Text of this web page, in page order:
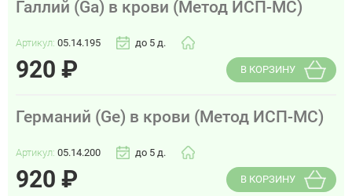
Галлий (Ga) в крови (Метод ИСП-МС)
Артикул: 05.14.195 до 5 д.
920 ₽ В КОРЗИНУ
Германий (Ge) в крови (Метод ИСП-МС)
Артикул: 05.14.200 до 5 д.
920 ₽ В КОРЗИНУ